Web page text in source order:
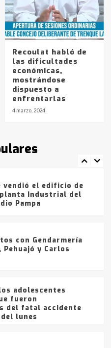
Recoulat habló de
las dificultades
económicas,
mostrándose
dispuesto a
enfrentarlas
4 marzo, 2024
los combustibles en
YPF hasta Axion
pesos
de Bahía
que Agosto vendrá
en gran parte
por
de drogas en la
vendió el edificio de
Industrial del
Pampa
con Gendarmería
Pehuajó y Carlos
adolescentes
fueron
del fatal accidente
lunes